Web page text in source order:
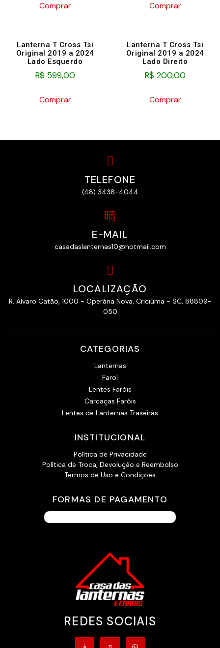
Comprar Comprar
Lanterna T Cross Tsi
Original 2019 a 2024
Lado Esquerdo
R$ 599,00
Comprar
Lanterna T Cross Tsi
Original 2019 a 2024
Lado Direito
R$ 200,00
Comprar
REDES SOCIAIS
TELEFONE
(48) 3438-4044
E-MAIL
casadaslanternas10@hotmail.com
LOCALIZAÇÃO
R. Álvaro Catão, 1000 - Operária Nova, Criciúma - SC, 88809-
050
CATEGORIAS
Lanternas
Farol
Lentes Faróis
Carcaças Faróis
Lentes de Lanternas Traseiras
INSTITUCIONAL
Política de Privacidade
Política de Troca, Devolução e Reembolso
Termos de Uso e Condições
FORMAS DE PAGAMENTO